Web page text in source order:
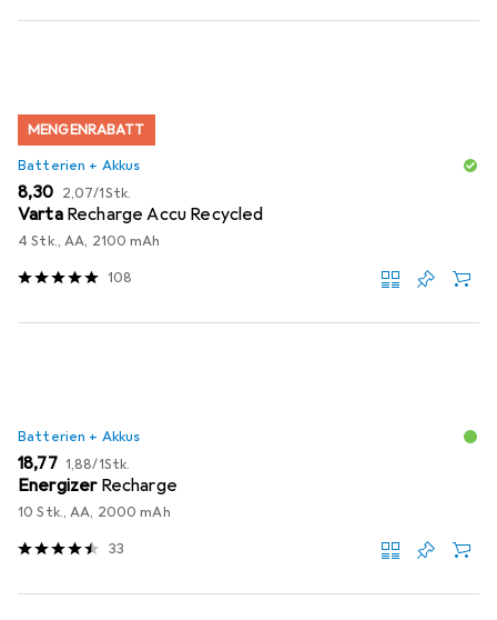
MENGENRABATT
Batterien + Akkus
EUR
8,30 EUR
2,07/1Stk.
Varta Recharge Accu Recycled
4 Stk., AA, 2100 mAh
108
Batterien + Akkus
EUR
18,77 EUR
1,88/1Stk.
Energizer Recharge
10 Stk., AA, 2000 mAh
33